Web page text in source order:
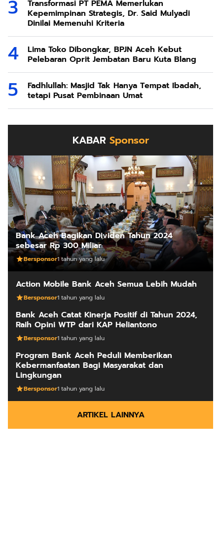
Transformasi PT PEMA Memerlukan
Kepemimpinan Strategis, Dr. Said Mulyadi
Dinilai Memenuhi Kriteria
Lima Toko Dibongkar, BPJN Aceh Kebut
Pelebaran Oprit Jembatan Baru Kuta Blang
Fadhlullah: Masjid Tak Hanya Tempat Ibadah,
tetapi Pusat Pembinaan Umat
KABAR Sponsor
Bank Aceh Bagikan Dividen Tahun 2024
sebesar Rp 300 Miliar
Bersponsor1 tahun yang lalu
Action Mobile Bank Aceh Semua Lebih Mudah
Bersponsor1 tahun yang lalu
Bank Aceh Catat Kinerja Positif di Tahun 2024,
Raih Opini WTP dari KAP Heliantono
Bersponsor1 tahun yang lalu
Program Bank Aceh Peduli Memberikan
Kebermanfaatan Bagi Masyarakat dan
Lingkungan
Bersponsor1 tahun yang lalu
ARTIKEL LAINNYA